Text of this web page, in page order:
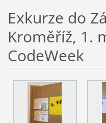
Exkurze do
Kroměříž, 1.
CodeWeek